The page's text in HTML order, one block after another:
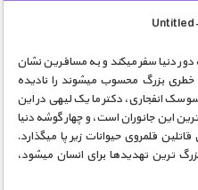
دور دنیا سفر میکند و به مسافرین نشان
بزرگ محسوب میشوند را نادیده
انفجاری، دکتر مایک لیهی در این
این جانوران است، و چهار گوشه دنیا
قلمروی حیوانات زیر پا میگذارد.
ترین تهدیدها برای انسان میشود،